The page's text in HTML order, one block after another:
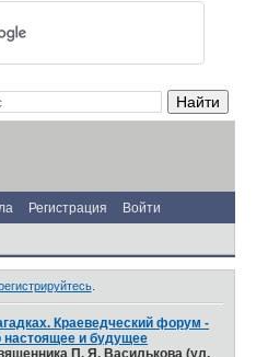
Регистрация Войти
.
Краеведческий форум -
настоящее и будущее